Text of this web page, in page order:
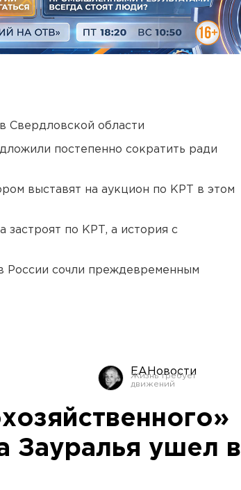
Свердловской области
постепенно сократить ради
выставят на аукцион по КРТ в этом
застроят по КРТ, а история с
России сочли преждевременным
ЕАНовости
Зауралья ушел в